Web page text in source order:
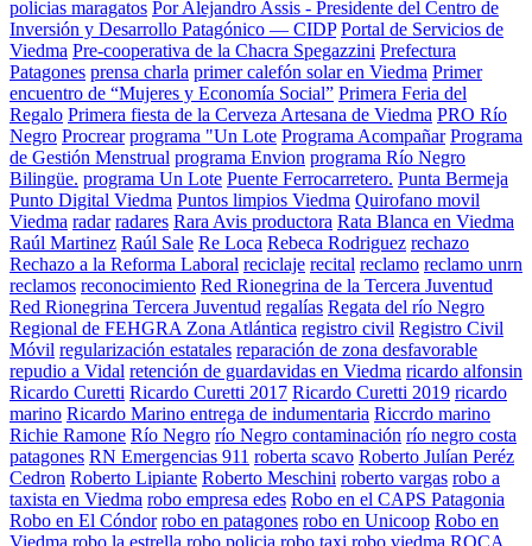
policias maragatos Por Alejandro Assis - Presidente del Centro de
Inversión y Desarrollo Patagónico — CIDP Portal de Servicios de
Viedma Pre-cooperativa de la Chacra Spegazzini Prefectura
Patagones prensa charla primer calefón solar en Viedma Primer
encuentro de “Mujeres y Economía Social” Primera Feria del
Regalo Primera fiesta de la Cerveza Artesana de Viedma PRO Río
Negro Procrear programa "Un Lote Programa Acompañar Programa
de Gestión Menstrual programa Envion programa Río Negro
Bilingüe. programa Un Lote Puente Ferrocarretero. Punta Bermeja
Punto Digital Viedma Puntos limpios Viedma Quirofano movil
Viedma radar radares Rara Avis productora Rata Blanca en Viedma
Raúl Martinez Raúl Sale Re Loca Rebeca Rodriguez rechazo
Rechazo a la Reforma Laboral reciclaje recital reclamo reclamo unrn
reclamos reconocimiento Red Rionegrina de la Tercera Juventud
Red Rionegrina Tercera Juventud regalías Regata del río Negro
Regional de FEHGRA Zona Atlántica registro civil Registro Civil
Móvil regularización estatales reparación de zona desfavorable
repudio a Vidal retención de guardavidas en Viedma ricardo alfonsin
Ricardo Curetti Ricardo Curetti 2017 Ricardo Curetti 2019 ricardo
marino Ricardo Marino entrega de indumentaria Riccrdo marino
Richie Ramone Río Negro río Negro contaminación río negro costa
patagones RN Emergencias 911 roberta scavo Roberto Julían Peréz
Cedron Roberto Lipiante Roberto Meschini roberto vargas robo a
taxista en Viedma robo empresa edes Robo en el CAPS Patagonia
Robo en El Cóndor robo en patagones robo en Unicoop Robo en
Viedma robo la estrella robo policia robo taxi robo viedma ROCA